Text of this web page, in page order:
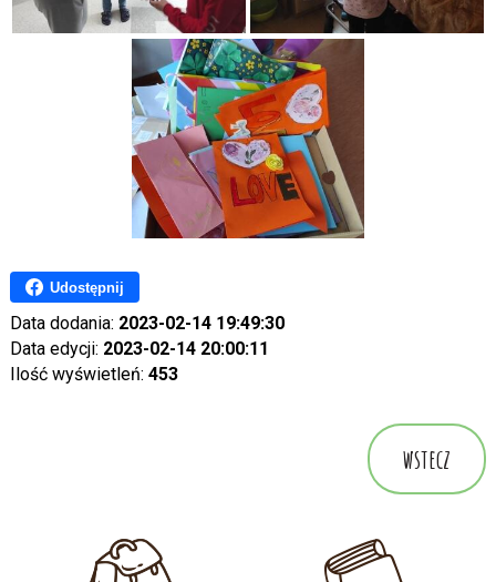
Udostępnij
Data dodania: 2023-02-14 19:49:30
Data edycji: 2023-02-14 20:00:11
Ilość wyświetleń: 453
wstecz